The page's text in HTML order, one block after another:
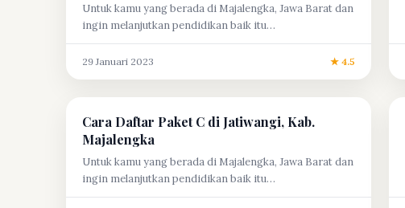
Untuk kamu yang berada di Majalengka, Jawa Barat dan
ingin melanjutkan pendidikan baik itu…
29 Januari 2023 ★ 4.5
Cara Daftar Paket C di Jatiwangi, Kab.
Majalengka
Untuk kamu yang berada di Majalengka, Jawa Barat dan
ingin melanjutkan pendidikan baik itu…